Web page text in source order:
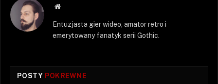
Strona
Entuzjasta gier wideo, amator retro i
emerytowany fanatyk serii Gothic.
POSTY POKREWNE